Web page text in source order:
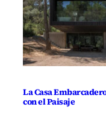
La Casa
con el Paisaje